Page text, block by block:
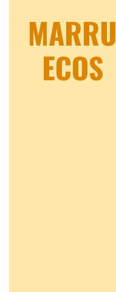
MARRU
ECOS